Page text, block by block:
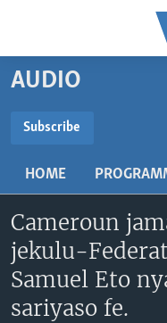
Menu
principal
navigation
principale
Retour
la
recherche
MALI KURA
RADIO
AN BA FO!
FARAFINA FOLI
Learning English
SUIVEZ-NOUS
AUDIO
Subscribe
HOME
Cameroun
jekulu-
Samuel Eto
sariyaso fe.